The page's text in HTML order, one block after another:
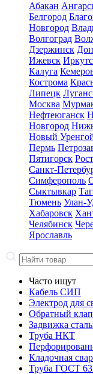
Абакан
Белгород
Новгород
Волгоград
Дзержинск
Ижевск
Калуга
Кострома
Липецк
Москва
Нефтеюганск
Новгород
Новый
Пермь
Пятигорск
Санкт-
Симферополь
Сыктывкар
Тюмень Улан-
Хабаровск
Челябинск
Ярославль
Часто ищут
Кабель СИП
Электрод для
Обратный
Задвижка
Труба НКТ
Кладочная
Труба ГОСТ